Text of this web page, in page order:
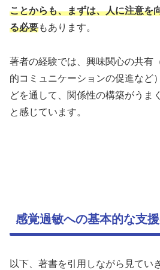
ことからも、まずは、人に注意を
る必要もあります。
著者の経験では、興味関心の共有
的コミュニケーションの促進など
どを通して、関係性の構築がうま
と感じています。
感覚過敏への基本的な支
以下、著書を引用しながら見てい